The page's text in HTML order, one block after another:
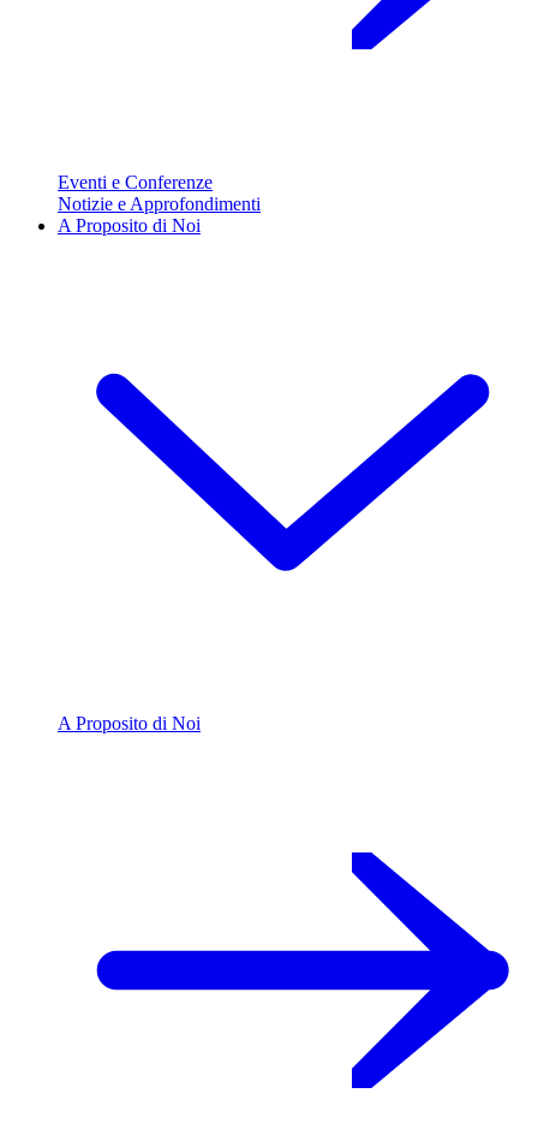
Eventi e Conferenze
Notizie e Approfondimenti
A Proposito di Noi
A Proposito di Noi